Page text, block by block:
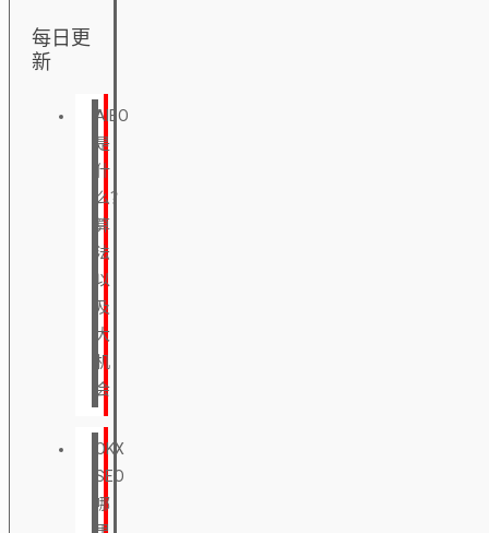
每日更
新
AIEO
是
什
么？
算
法
以
及
大
机
会
OKX
SEO
哪